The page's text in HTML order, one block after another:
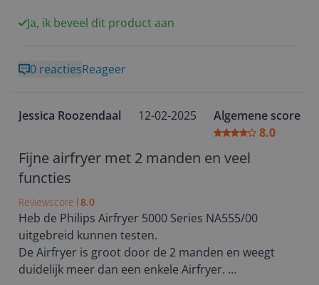
Ja, ik beveel dit product aan
0 reactiesReageer
Jessica Roozendaal 12-02-2025
Algemene score
8.0
Fijne airfryer met 2 manden en veel
functies
Reviewscore 8.0
Heb de Philips Airfryer 5000 Series NA555/00
uitgebreid kunnen testen.
De Airfryer is groot door de 2 manden en weegt
duidelijk meer dan een enkele Airfryer.